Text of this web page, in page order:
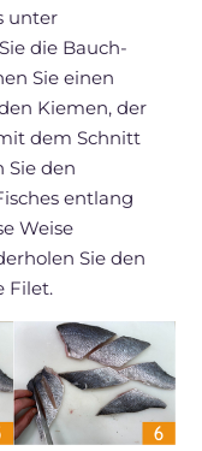
unter
die Bauch-
Sie einen
Kiemen, der
dem Schnitt
Sie den
entlang
Weise
Sie den
Filet.